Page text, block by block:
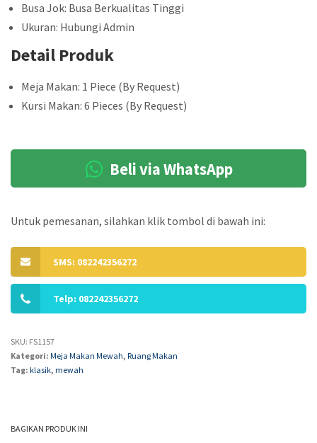
Busa Jok: Busa Berkualitas Tinggi
Ukuran: Hubungi Admin
Detail Produk
Meja Makan: 1 Piece (By Request)
Kursi Makan: 6 Pieces (By Request)
Beli via WhatsApp
Untuk pemesanan, silahkan klik tombol di bawah ini:
SMS: 082242356272
Telp: 082242356272
SKU: FS1157
Kategori: Meja Makan Mewah, Ruang Makan
Tag: klasik, mewah
BAGIKAN PRODUK INI